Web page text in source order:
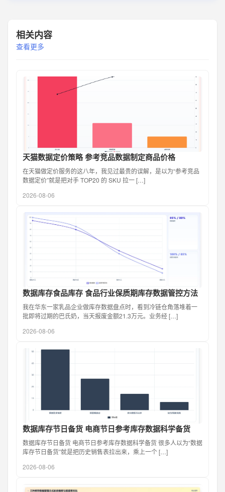
相关内容
查看更多
天猫数据定价策略 参考竞品数据制定商品价格
在天猫做定价服务的这八年，我见过最贵的误解，是以为“参考竞品
数据定价”就是把对手 TOP20 的 SKU 拉一 […]
2026-08-06
数据库存食品库存 食品行业保质期库存数据管控方法
我在华东一家乳品企业做库存数据盘点时，看到冷链仓角落堆着一
批即将过期的巴氏奶，当天报废金额21.3万元。业务经 […]
2026-08-06
数据库存节日备货 电商节日参考库存数据科学备货
数据库存节日备货 电商节日参考库存数据科学备货 很多人以为“数据
库存节日备货”就是把历史销售表拉出来，乘上一个 […]
2026-08-06